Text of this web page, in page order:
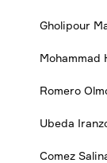
Gholipour
Mohammad
Romero
Ubeda
Comez